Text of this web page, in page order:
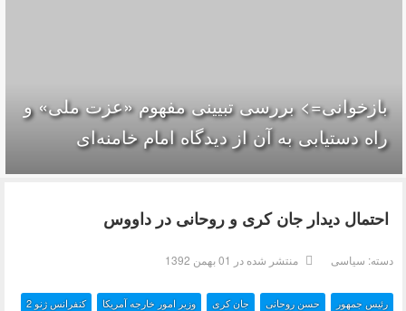
بازخوانی=> بررسی تبیینی مفهوم «عزت ملی» و
راه دستیابی به آن از دیدگاه امام خامنه‌ای
احتمال دیدار جان کری و روحانی در داووس
دسته: سیاسی منتشر شده در 01 بهمن 1392
رئیس جمهور حسن روحانی جان کری
وزیر امور خارجه آمریکا
کنفرانس ژنو 2